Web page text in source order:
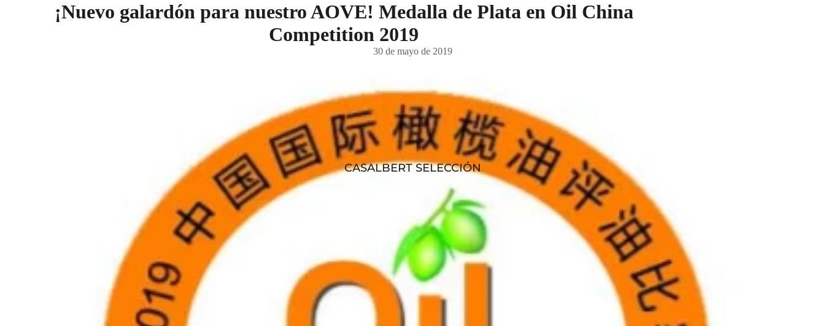
CASALBERT SELECCIÓN
¡Nuevo galardón para nuestro AOVE! Medalla de Plata en Oil China
Competition 2019
30 de mayo de 2019